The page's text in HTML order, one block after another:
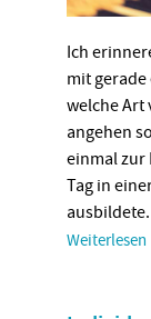
Ich
mit
welche Art
angehen
einmal zur
Tag in
ausbildete.
Weiterlesen